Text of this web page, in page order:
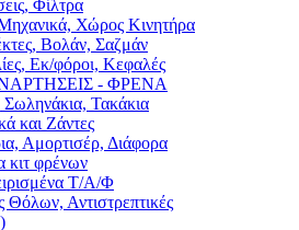
Φίλτρα
Χώρος Κινητήρα
Βολάν, Σαζμάν
Εκ/φόροι, Κεφαλές
- ΦΡΕΝΑ
Σωληνάκια, Τακάκια
και Ζάντες
Αμορτισέρ, Διάφορα
κιτ φρένων
Τ/Α/Φ
Αντιστρεπτικές